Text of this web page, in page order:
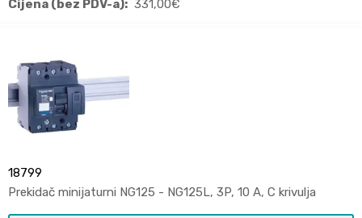
Cijena (bez PDV-a): 331,00€
18799
Prekidač minijaturni NG125 - NG125L, 3P, 10 A, C krivulja